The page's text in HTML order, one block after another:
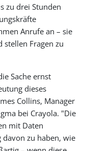
zu drei Stunden
Anrufe an – sie
stellen Fragen zu
Sache ernst
dieses
Collins, Manager
bei Crayola. "Die
mit Daten
zu haben, wie